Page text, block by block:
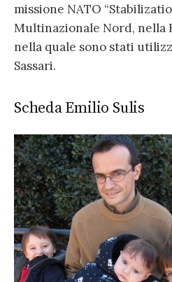
missione NATO
Multinazionale Nord, nella
nella quale sono stati
Sassari.
Scheda Emilio Sulis